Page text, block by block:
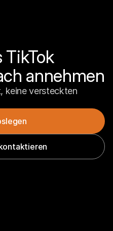
TikTok
annehmen
keine versteckten